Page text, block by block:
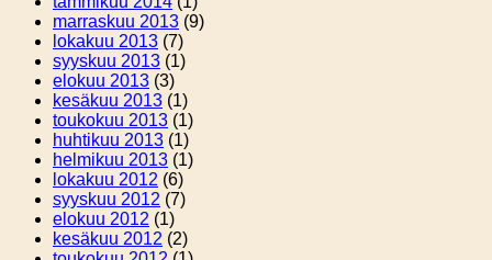
marraskuu 2013 (9)
lokakuu 2013 (7)
syyskuu 2013 (1)
elokuu 2013 (3)
kesäkuu 2013 (1)
toukokuu 2013 (1)
huhtikuu 2013 (1)
helmikuu 2013 (1)
lokakuu 2012 (6)
syyskuu 2012 (7)
elokuu 2012 (1)
kesäkuu 2012 (2)